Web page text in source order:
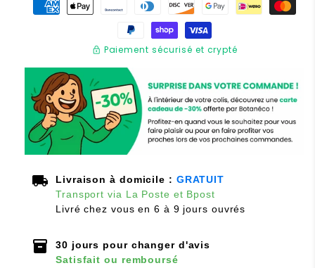
lock Paiement sécurisé et crypté
local_shipping Livraison à domicile : GRATUIT
Transport via La Poste et Bpost
Livré chez vous en 6 à 9 jours ouvrés
inventory_2
30 jours pour changer d'avis
Satisfait ou remboursé